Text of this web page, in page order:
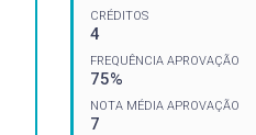
CRÉDITOS
4
FREQUÊNCIA APROVAÇÃO
75%
NOTA MÉDIA APROVAÇÃO
7